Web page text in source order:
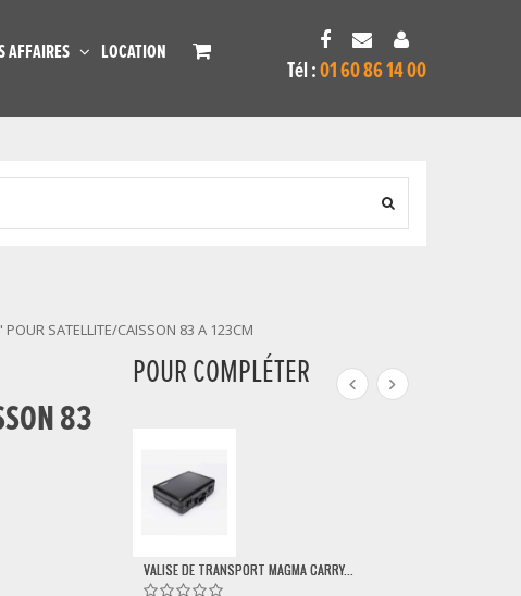
AFFAIRES LOCATION
Tél : 01 60 86 14 00
SATELLITE/CAISSON 83 A 123CM
83
POUR COMPLÉTER
VALISE DE TRANSPORT MAGMA CARRY...